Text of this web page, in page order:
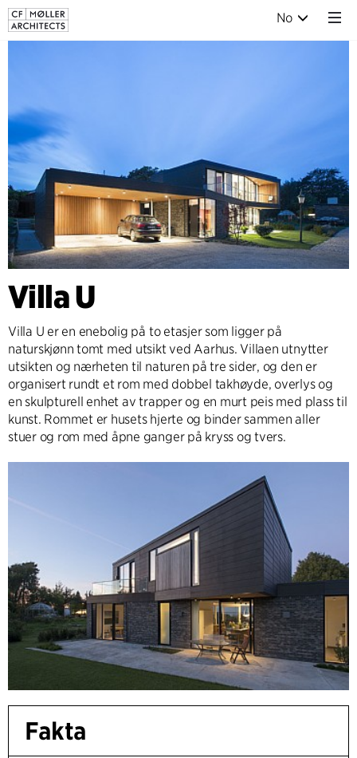
No
Villa U
Villa U er en enebolig på to etasjer som ligger på
naturskjønn tomt med utsikt ved Aarhus. Villaen utnytter
utsikten og nærheten til naturen på tre sider, og den er
organisert rundt et rom med dobbel takhøyde, overlys og
en skulpturell enhet av trapper og en murt peis med plass til
kunst. Rommet er husets hjerte og binder sammen aller
stuer og rom med åpne ganger på kryss og tvers.
Fakta